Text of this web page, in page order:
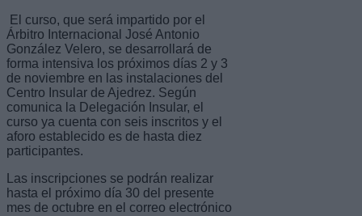
El curso, que será impartido por el
Árbitro Internacional José Antonio
González Velero, se desarrollará de
forma intensiva los próximos días 2 y 3
de noviembre en las instalaciones del
Centro Insular de Ajedrez. Según
comunica la Delegación Insular, el
curso ya cuenta con seis inscritos y el
aforo establecido es de hasta diez
participantes.
Las inscripciones se podrán realizar
hasta el próximo día 30 del presente
mes de octubre en el correo electrónico